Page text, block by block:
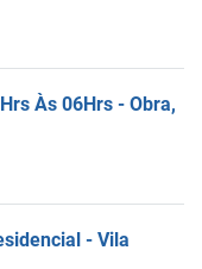
Às 06Hrs - Obra,
- Vila